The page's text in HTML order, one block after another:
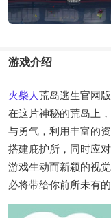
游戏介绍
火柴人荒岛逃生官网
在这片神秘的荒岛上
与勇气，利用丰富的
搭建庇护所，同时应
游戏生动而新颖的视
必将带给你前所未有的